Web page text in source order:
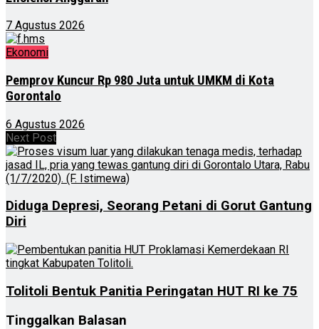
7 Agustus 2026
Ekonomi
Pemprov Kuncur Rp 980 Juta untuk UMKM di Kota
Gorontalo
6 Agustus 2026
Next Post
Diduga Depresi, Seorang Petani di Gorut Gantung
Diri
Tolitoli Bentuk Panitia Peringatan HUT RI ke 75
Tinggalkan Balasan